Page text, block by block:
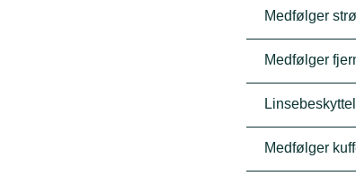
Medfølger
Medfølger
Medfølger